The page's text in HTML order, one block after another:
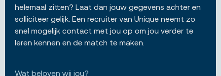
helemaal zitten? Laat dan jouw gegevens achter en
solliciteer gelijk. Een recruiter van Unique neemt zo
snel mogelijk contact met jou op om jou verder te
leren kennen en de match te maken.
Wat beloven wij jou?